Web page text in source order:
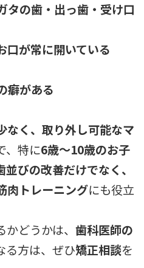
タの歯・出っ歯・受け口
口が常に開いている
癖がある
なく、取り外し可能なマ
、特に6歳～10歳のお子
並びの改善だけでなく、
肉トレーニングにも役立
かどうかは、歯科医師の
る方は、ぜひ矯正相談を